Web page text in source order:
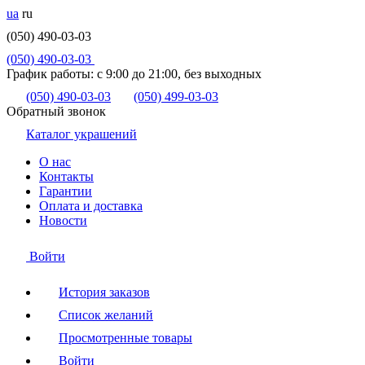
ua ru
(050) 490-03-03
(050) 490-03-03
График работы: с 9:00 до 21:00, без выходных
(050) 490-03-03
(050) 499-03-03
Обратный звонок
Каталог украшений
О нас
Контакты
Гарантии
Оплата и доставка
Новости
Войти
История заказов
Список желаний
Просмотренные товары
Войти